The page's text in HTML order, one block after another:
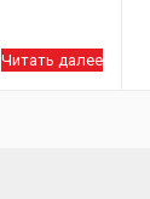
Читать далее